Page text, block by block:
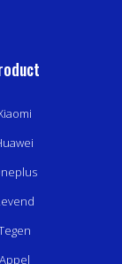
Appel